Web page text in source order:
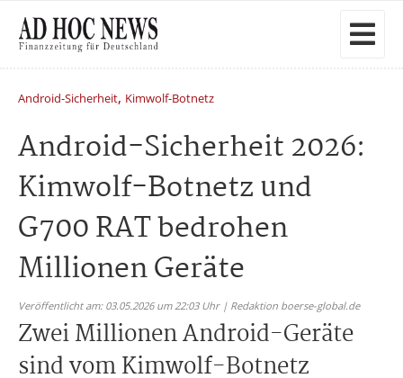
Android-Sicherheit, Kimwolf-Botnetz
Android-Sicherheit 2026:
Kimwolf-Botnetz und
G700 RAT bedrohen
Millionen Geräte
Veröffentlicht am: 03.05.2026 um 22:03 Uhr | Redaktion boerse-global.de
Zwei Millionen Android-Geräte
sind vom Kimwolf-Botnetz